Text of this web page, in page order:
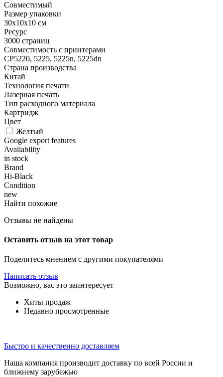
Совместимый
Размер упаковки
30x10x10 см
Ресурс
3000 страниц
Совместимость с принтерами
CP5220, 5225, 5225n, 5225dn
Страна производства
Китай
Технология печати
Лазерная печать
Тип расходного материала
Картридж
Цвет
Желтый
Google export features
Availability
in stock
Brand
Hi-Black
Condition
new
Найти похожие
Отзывы не найдены
Оставить отзыв на этот товар
Поделитесь мнением с другими покупателями
Написать отзыв
Возможно, вас это заинтересует
Хиты продаж
Недавно просмотренные
Быстро и качественно доставляем
Наша компания производит доставку по всей России и
ближнему зарубежью